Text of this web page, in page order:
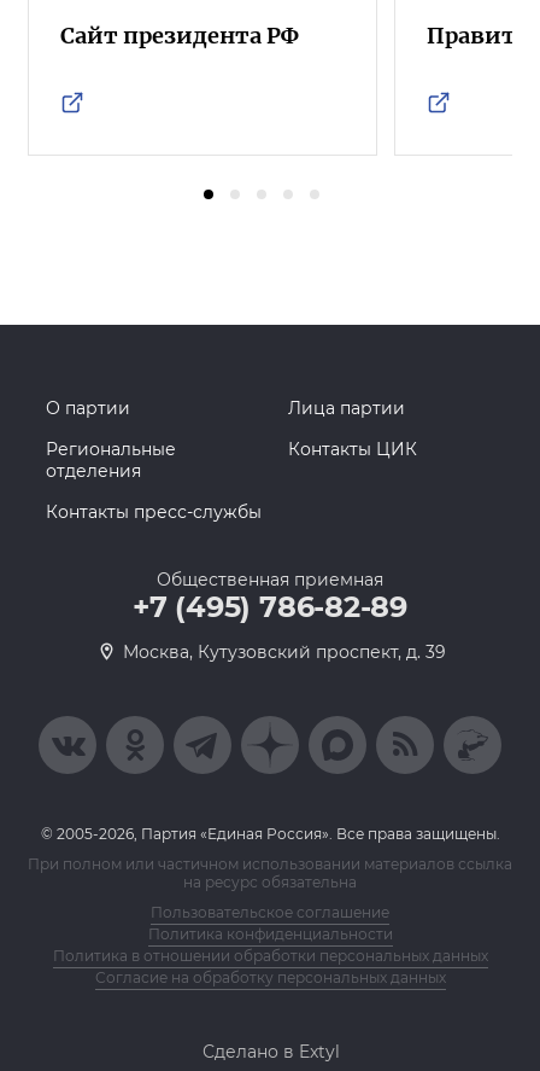
Сайт президента РФ
О партии
Лица партии
Региональные
отделения
Контакты ЦИК
Контакты пресс-службы
Общественная приемная
+7 (495) 786-82-89
Москва, Кутузовский проспект, д. 39
© 2005-2026, Партия «Единая Россия». Все права защищены.
При полном или частичном использовании материалов ссылка
на ресурс обязательна
Пользовательское соглашение
Политика конфиденциальности
Политика в отношении обработки персональных данных
Согласие на обработку персональных данных
Сделано в Extyl